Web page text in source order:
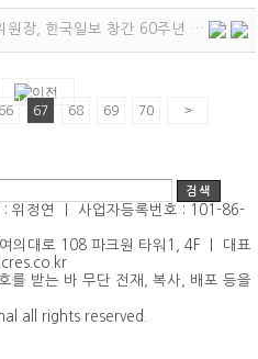
원장, 한국일보 창간 60주년 …
66 67 68 69 70 >
위정연 ｜ 사업자등록번호 : 101-86-
의대로 108 파크원 타워1, 4F ｜ 대표
를 받는 바 무단 전재, 복사, 배포 등을
all rights reserved.